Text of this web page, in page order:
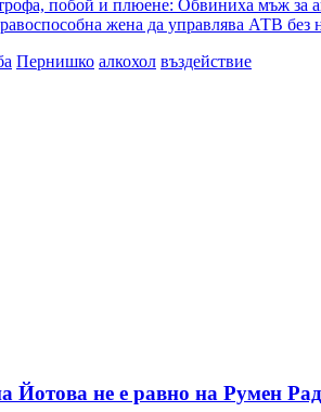
побой и плюене: Обвиниха мъж за
жена да управлява АТВ без
Пернишко алкохол въздействие
Йотова не е равно на Румен